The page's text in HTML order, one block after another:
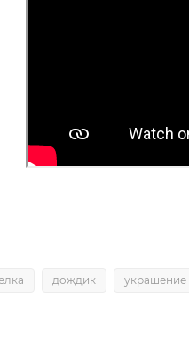
дождик украшение